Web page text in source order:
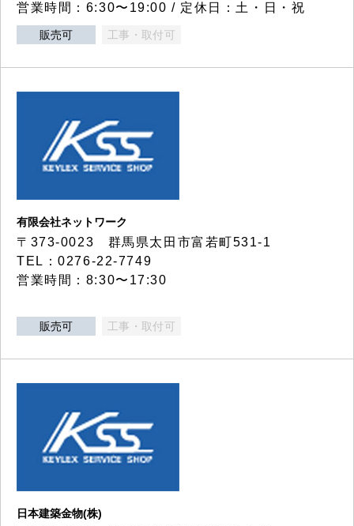
営業時間：6:30〜19:00 / 定休日：土・日・祝
販売可 工事・取付可
有限会社ネットワーク
〒373-0023 群馬県太田市富若町531-1
TEL：0276-22-7749
営業時間：8:30〜17:30
販売可 工事・取付可
日本建築金物(株)